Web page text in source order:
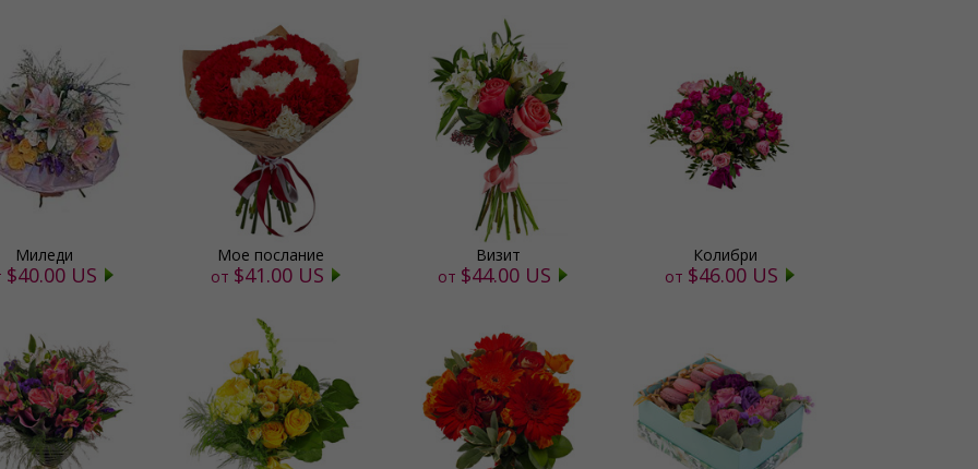
Миледи
$40.00 US
Мое послание
от $41.00 US
Визит
от $44.00 US
Колибри
от $46.00 US